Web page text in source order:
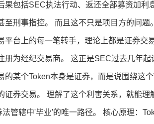
果包括SEC执法行动、返还全部募资加利
至刑事指控。 而且这不只是项目方的问
平台上的每一笔转手，理论上都是证券
册为经纪交易商。 这正是SEC过去几年
的某个Token本身是证券，而是说围绕这
证券交易。 理解了这个利害关系，就能
法管辖中'毕业'的唯一路径。 核心原理：